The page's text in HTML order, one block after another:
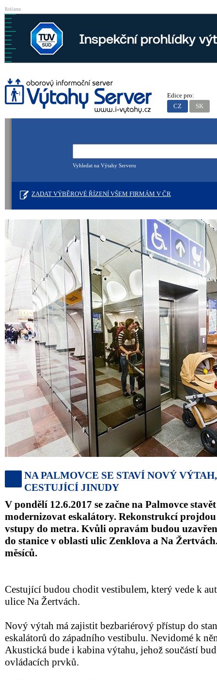
Reklama
Vyhledat na Výtahy Serveru
ZADAT VÝBĚROVÉ ŘÍZENÍ VŠEM FIRMÁM V ČR
Edice pro:
CZ
SK
NA PALMOVCE SE STAVÍ NOVÝ
CESTUJÍCÍ JINUDY
V pondělí 12.6.2017 se začne na Palmovce
modernizovat eskalátory. Rekonstrukcí
vstupy do metra. Kvůli opravám budou
do stanice v oblasti ulic Zenklova a Na
měsíců.
Cestující budou chodit vestibulem, který vede k
ulice Na Žertvách.
Nový výtah má zajistit bezbariérový přístup do
eskalátorů do západního vestibulu. Nevidomé k
Akustická bude i kabina výtahu, jehož součástí
ovládacích prvků.